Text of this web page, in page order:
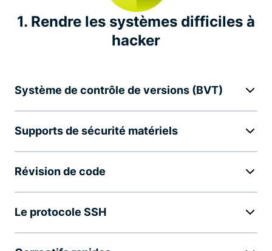
Leadership dans le secteur
1. Rendre les systèmes difficiles à
hacker
Système de contrôle de versions (BVT)
Supports de sécurité matériels
Révision de code
Le protocole SSH